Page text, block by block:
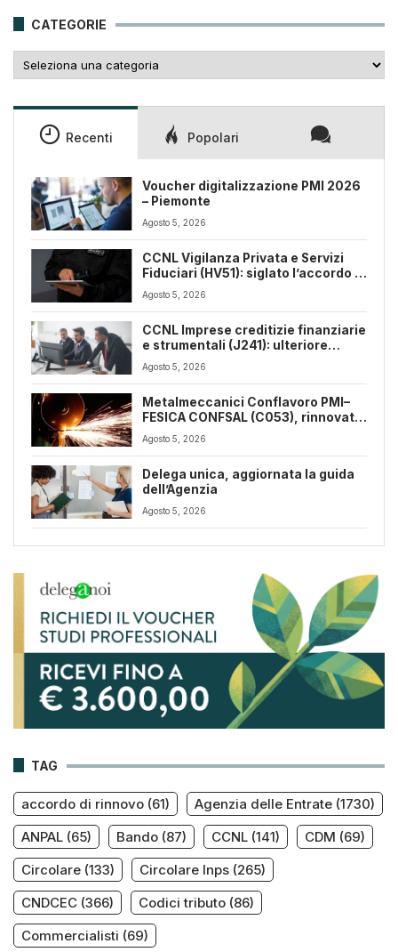
CATEGORIE
Recenti Popolari
Voucher digitalizzazione PMI 2026
– Piemonte
Agosto 5, 2026
CCNL Vigilanza Privata e Servizi
Fiduciari (HV51): siglato l’accordo di
rinnovo
Agosto 5, 2026
CCNL Imprese creditizie finanziarie
e strumentali (J241): ulteriore
sospensione dei termini a dicembre
2026
Agosto 5, 2026
Metalmeccanici Conflavoro PMI–
FESICA CONFSAL (C053), rinnovato
il CCNL 2026-2029: rafforzate
tutele e flessibilità organizzativa
Agosto 5, 2026
Delega unica, aggiornata la guida
dell’Agenzia
Agosto 5, 2026
TAG
accordo di rinnovo (61) Agenzia delle Entrate (1730)
ANPAL (65) Bando (87) CCNL (141) CDM (69)
Circolare (133) Circolare Inps (265)
CNDCEC (366) Codici tributo (86)
Commercialisti (69)